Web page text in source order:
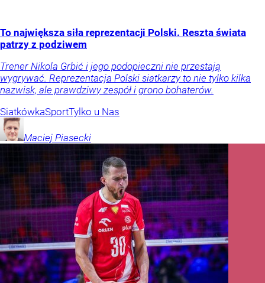
To największa siła reprezentacji Polski. Reszta świata
patrzy z podziwem
Trener Nikola Grbić i jego podopieczni nie przestają
wygrywać. Reprezentacja Polski siatkarzy to nie tylko kilka
nazwisk, ale prawdziwy zespół i grono bohaterów.
SiatkówkaSportTylko u Nas
Maciej Piasecki